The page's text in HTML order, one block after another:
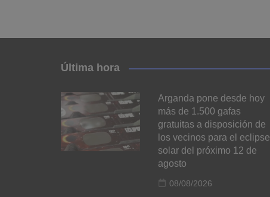
Última hora
Arganda pone desde hoy
más de 1.500 gafas
gratuitas a disposición de
los vecinos para el eclipse
solar del próximo 12 de
agosto
08/08/2026